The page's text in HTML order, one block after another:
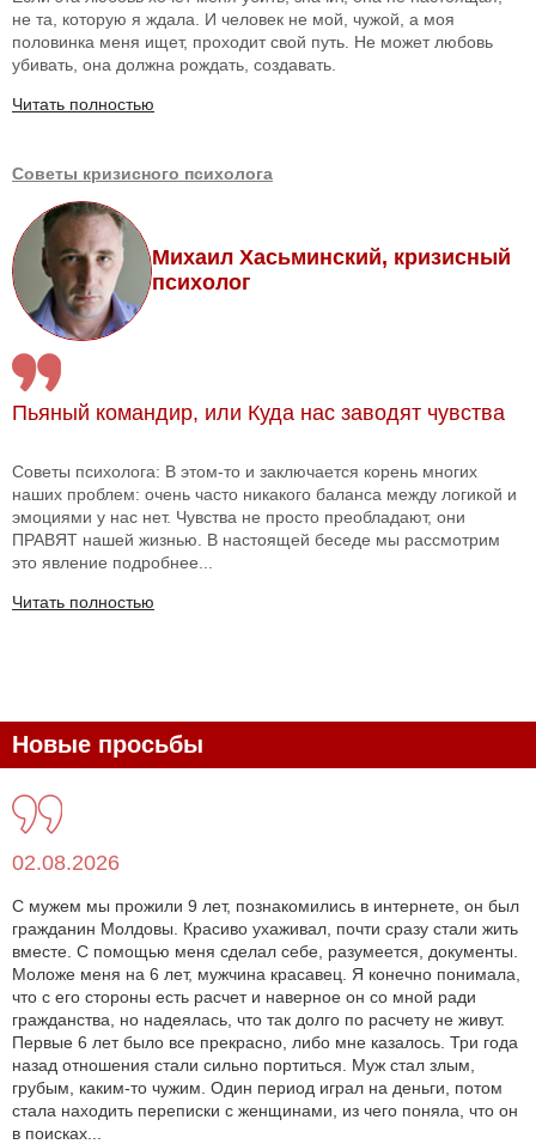
не та, которую я ждала. И человек не мой, чужой, а моя
половинка меня ищет, проходит свой путь. Не может любовь
убивать, она должна рождать, создавать.
Читать полностью
Советы кризисного психолога
Михаил Хасьминский, кризисный
психолог
Пьяный командир, или Куда нас заводят чувства
Советы психолога: В этом-то и заключается корень многих
наших проблем: очень часто никакого баланса между логикой и
эмоциями у нас нет. Чувства не просто преобладают, они
ПРАВЯТ нашей жизнью. В настоящей беседе мы рассмотрим
это явление подробнее...
Читать полностью
Новые просьбы
02.08.2026
С мужем мы прожили 9 лет, познакомились в интернете, он был
гражданин Молдовы. Красиво ухаживал, почти сразу стали жить
вместе. С помощью меня сделал себе, разумеется, документы.
Моложе меня на 6 лет, мужчина красавец. Я конечно понимала,
что с его стороны есть расчет и наверное он со мной ради
гражданства, но надеялась, что так долго по расчету не живут.
Первые 6 лет было все прекрасно, либо мне казалось. Три года
назад отношения стали сильно портиться. Муж стал злым,
грубым, каким-то чужим. Один период играл на деньги, потом
стала находить переписки с женщинами, из чего поняла, что он
в поисках...